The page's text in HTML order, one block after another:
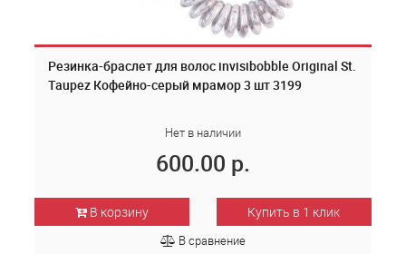
Резинка-браслет для волос invisibobble Original St.
Taupez Кофейно-серый мрамор 3 шт 3199
Нет в наличии
600.00 р.
В корзину Купить в 1 клик
В сравнение